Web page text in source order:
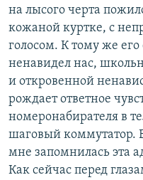
на лысого черта
кожаной куртке, с
голосом. К тому же
ненавидел нас,
и откровенной
рождает ответное
номеронабирателя в
шаговый коммутатор.
мне запомнилась эта
Как сейчас перед